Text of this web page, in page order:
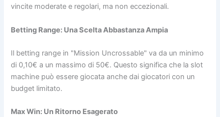
vincite moderate e regolari, ma non eccezionali.
Betting Range: Una Scelta Abbastanza Ampia
Il betting range in "Mission Uncrossable" va da un minimo
di 0,10€ a un massimo di 50€. Questo significa che la slot
machine può essere giocata anche dai giocatori con un
budget limitato.
Max Win: Un Ritorno Esagerato